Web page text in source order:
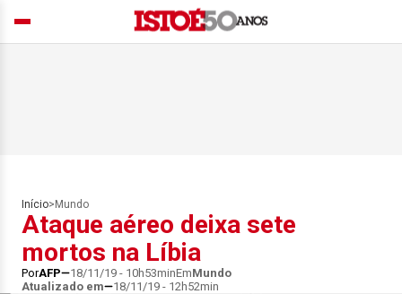
Início> Mundo
Ataque aéreo deixa sete
mortos na Líbia
PorAFP 18/11/19 - 10h53minEmMundo
Atualizado em
18/11/19 - 12h52min